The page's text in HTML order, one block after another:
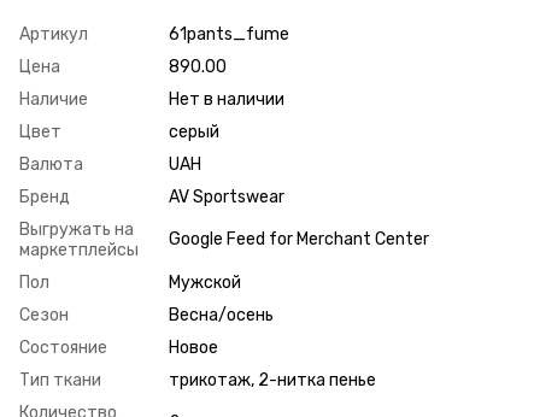
Артикул
61pants_fume
Цена
890.00
Наличие
Нет в наличии
Цвет
серый
Валюта
UAH
Бренд
AV Sportswear
Выгружать на
маркетплейсы
Google Feed for Merchant Center
Пол
Мужской
Сезон
Весна/осень
Состояние
Новое
Тип ткани
трикотаж, 2-нитка пенье
Количество